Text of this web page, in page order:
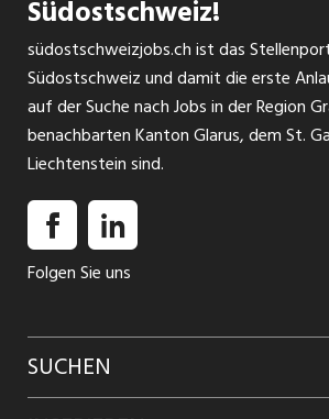
Südostschweiz!
südostschweizjobs.ch ist das
Südostschweiz und damit die erste
auf der Suche nach Jobs in der Region
benachbarten Kanton Glarus, dem St.
Liechtenstein sind.
Folgen Sie uns
SUCHEN